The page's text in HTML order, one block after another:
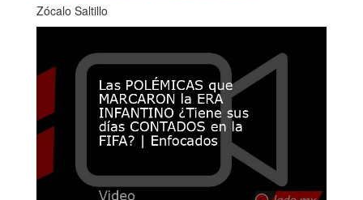
Zócalo Saltillo